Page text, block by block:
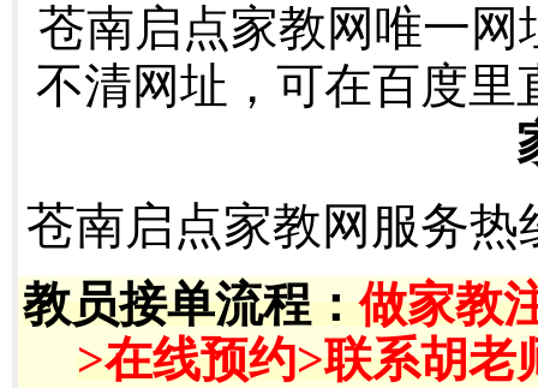
苍南启点家教网唯一网
不清网址，可在百度里
苍南启点家教网服务热
教员接单流程 ：做家教
>在线预约>联系胡老